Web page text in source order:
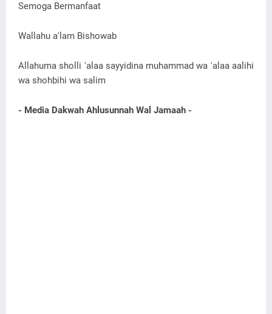
Semoga Bermanfaat
Wallahu a'lam Bishowab
Allahuma sholli 'alaa sayyidina muhammad wa 'alaa aalihi
wa shohbihi wa salim
- Media Dakwah Ahlusunnah Wal Jamaah -